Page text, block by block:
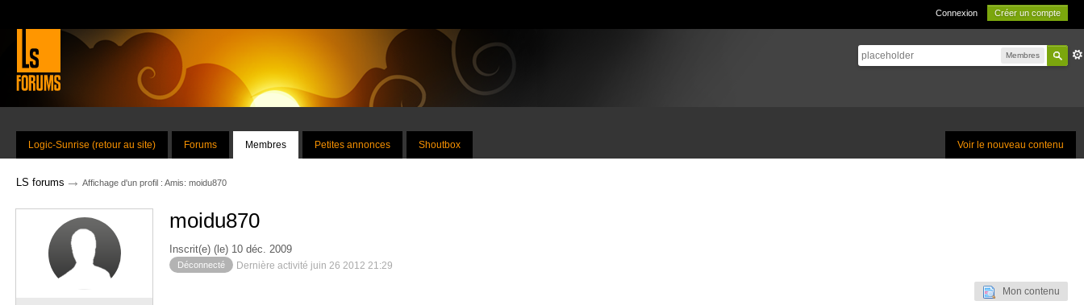
Connexion Créer un compte
Membres
Voir le nouveau contenu
Logic-Sunrise (retour au site) Forums Membres Petites annonces Shoutbox
LS forums → Affichage d'un profil : Amis: moidu870
moidu870
Inscrit(e) (le) 10 déc. 2009
Déconnecté Dernière activité juin 26 2012 21:29
Mon contenu